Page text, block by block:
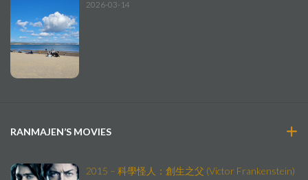
2026-03-14
RANMAJEN’S MOVIES
2015 – 科學怪人：創生之父 (Victor Frankenstein)